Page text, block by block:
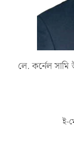
লে. কর্নেল
ই-